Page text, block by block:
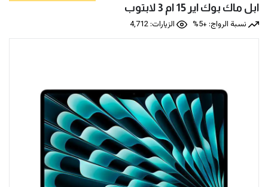
ابل ماك بوك اير 15 ام 3 لابتوب
نسبة الرواج: +5%
الزيارات: 4,712